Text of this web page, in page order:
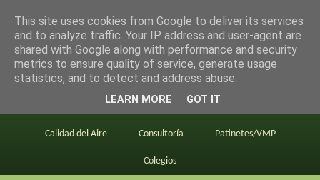
en bici por madrid
Este blog BiciMAD Primeros consejos
Calidad del Aire Consultoría Patinetes/VMP
Colegios
This site uses cookies from Google to deliver its services
and to analyze traffic. Your IP address and user-agent are
shared with Google along with performance and security
metrics to ensure quality of service, generate usage
statistics, and to detect and address abuse.
LEARN MORE GOT IT